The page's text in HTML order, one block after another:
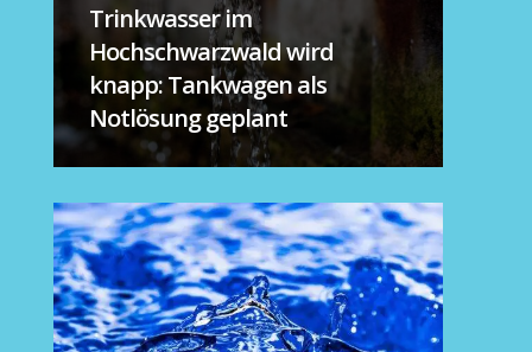
Trinkwasser im
Hochschwarzwald wird
knapp: Tankwagen als
Notlösung geplant